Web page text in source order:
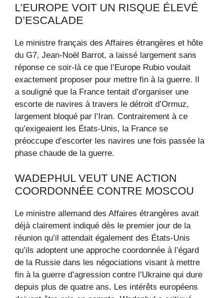
L’EUROPE VOIT UN RISQUE ÉLEVÉ
D’ESCALADE
Le ministre français des Affaires étrangères et hôte
du G7, Jean-Noël Barrot, a laissé largement sans
réponse ce soir-là ce que l’Europe Rubio voulait
exactement proposer pour mettre fin à la guerre. Il
a souligné que la France tentait d’organiser une
escorte de navires à travers le détroit d’Ormuz,
largement bloqué par l’Iran. Contrairement à ce
qu’exigeaient les États-Unis, la France se
préoccupe d’escorter les navires une fois passée la
phase chaude de la guerre.
WADEPHUL VEUT UNE ACTION
COORDONNÉE CONTRE MOSCOU
Le ministre allemand des Affaires étrangères avait
déjà clairement indiqué dès le premier jour de la
réunion qu’il attendait également des États-Unis
qu’ils adoptent une approche coordonnée à l’égard
de la Russie dans les négociations visant à mettre
fin à la guerre d’agression contre l’Ukraine qui dure
depuis plus de quatre ans. Les intérêts européens